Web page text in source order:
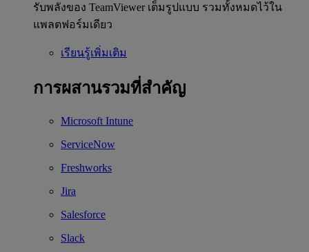
รับพลังของ TeamViewer เต็มรูปแบบ รวมทั้งหมดไว้ใน
แพลตฟอร์มเดียว
เรียนรู้เพิ่มเติม
การผสานรวมที่สำคัญ
Microsoft Intune
ServiceNow
Freshworks
Jira
Salesforce
Slack